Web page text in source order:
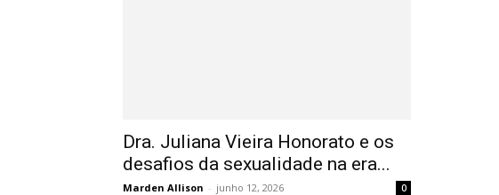
Dra. Juliana Vieira Honorato e os
desafios da sexualidade na era...
Marden Allison - junho 12, 2026 0